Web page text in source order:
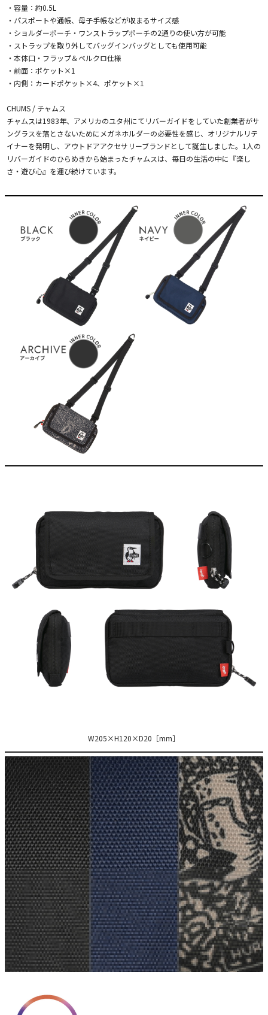
・容量：約0.5L
・パスポートや通帳、母子手帳などが収まるサイズ感
・ショルダーポーチ・ワンストラップポーチの2通りの使い方が可能
・ストラップを取り外してバッグインバッグとしても使用可能
・本体口・フラップ＆ベルクロ仕様
・前面：ポケット×1
・内側：カードポケット×4、ポケット×1
CHUMS / チャムス
チャムスは1983年、アメリカのユタ州にてリバーガイドをしていた創業者がサ
ングラスを落とさないためにメガネホルダーの必要性を感じ、オリジナルリテ
イナーを発明し、アウトドアアクセサリーブランドとして誕生しました。1人の
リバーガイドのひらめきから始まったチャムスは、毎日の生活の中に『楽し
さ・遊び心』を運び続けています。
W205×H120×D20［mm］